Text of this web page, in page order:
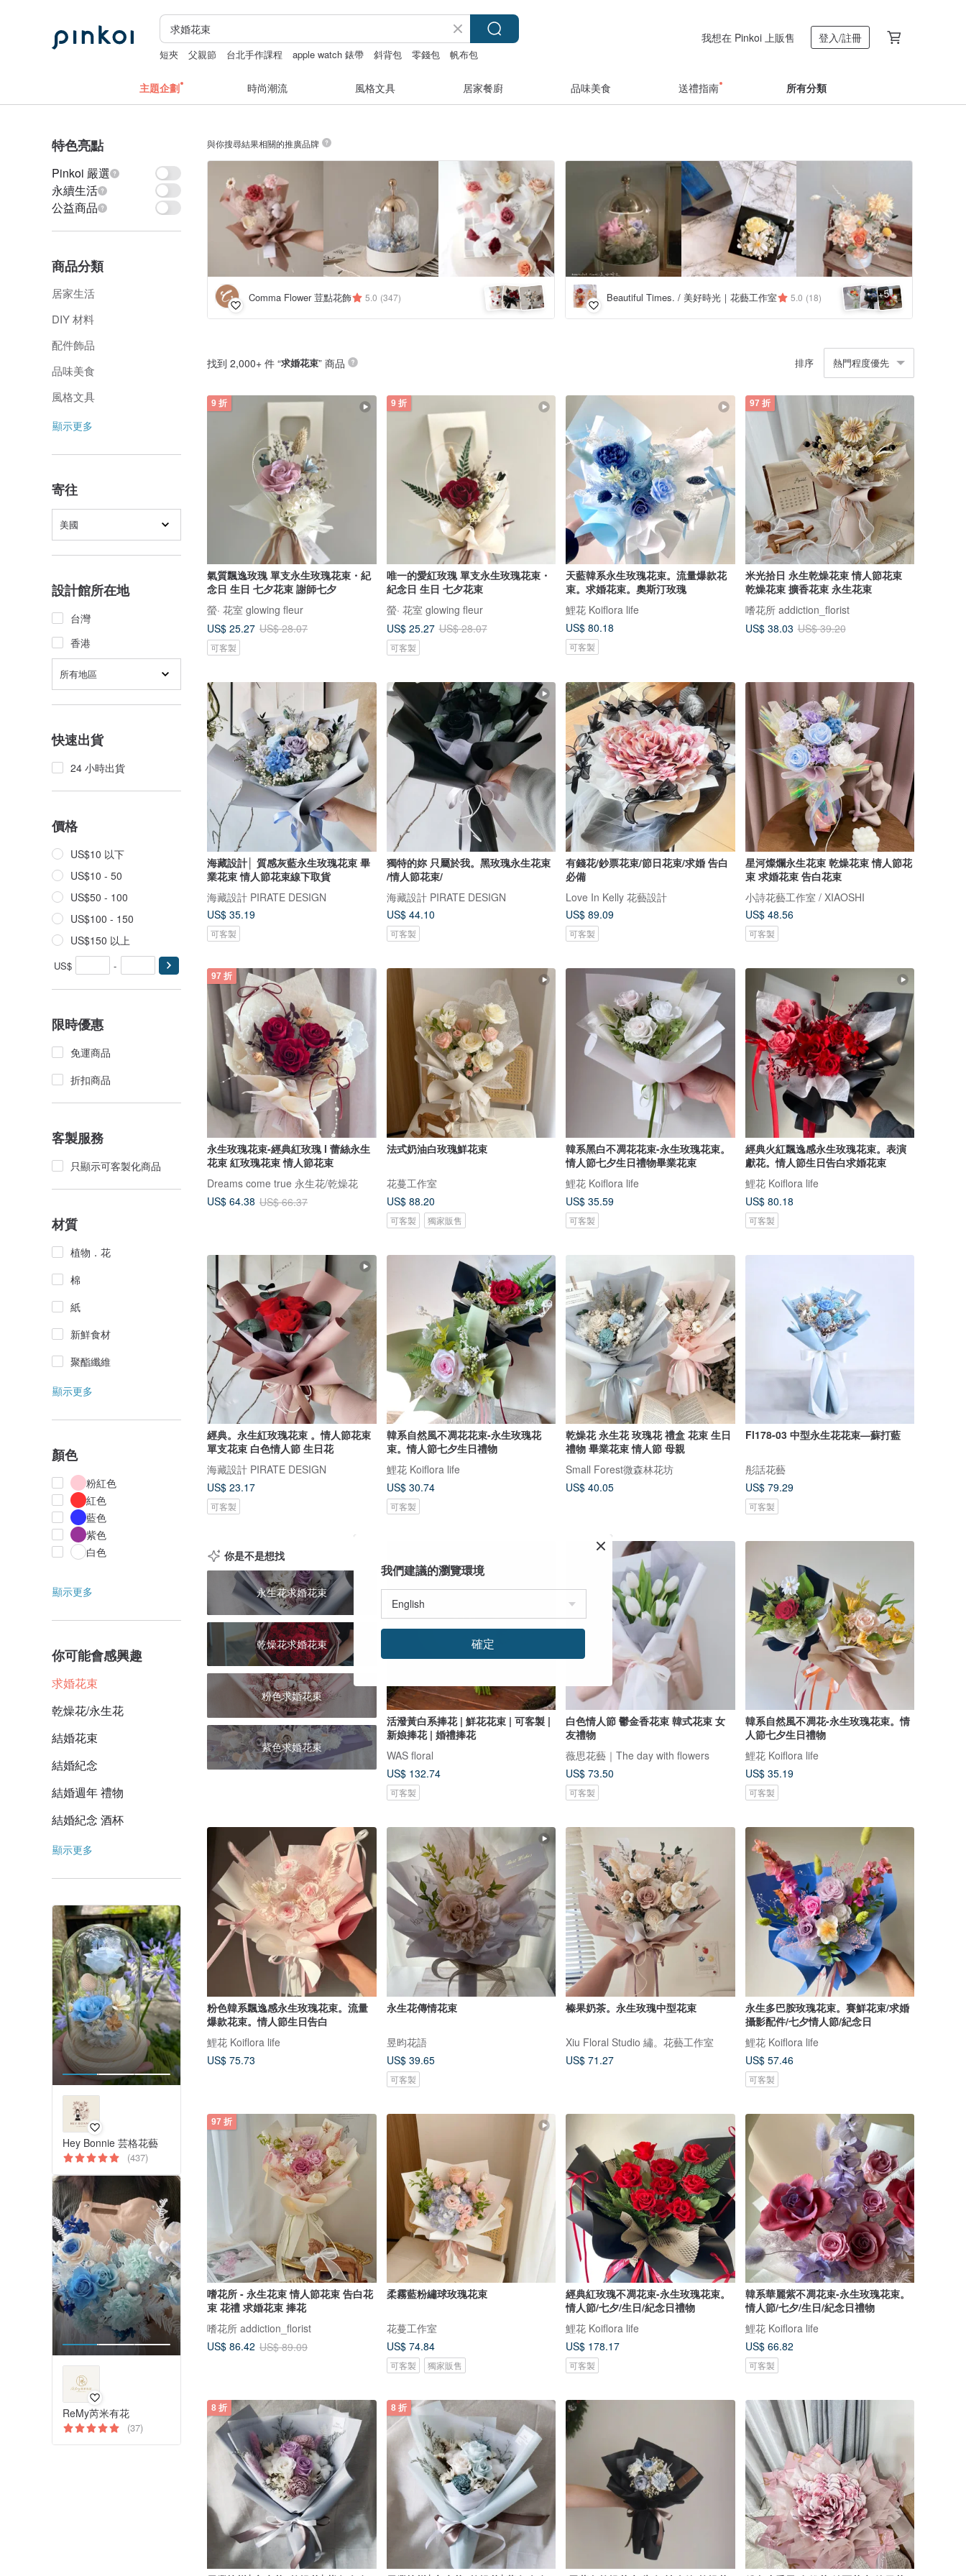
短夾 父親節 台北手作課程 apple watch 錶帶 斜背包 零錢包
帆布包
我想在 Pinkoi 上販售 登入/註冊
主題企劃 時尚潮流 風格文具 居家餐廚 品味美食 送禮指南 所有分類
特色亮點
Pinkoi 嚴選
永續生活
公益商品
商品分類
居家生活
DIY 材料
配件飾品
品味美食
風格文具
顯示更多
寄往
美國
設計館所在地
台灣
香港
所有地區
快速出貨
24 小時出貨
價格
US$10 以下
US$10 - 50
US$50 - 100
US$100 - 150
US$150 以上
US$ -
限時優惠
免運商品
折扣商品
客製服務
只顯示可客製化商品
材質
植物．花
棉
紙
新鮮食材
聚酯纖維
顯示更多
顏色
粉紅色
紅色
藍色
紫色
白色
顯示更多
你可能會感興趣
求婚花束
乾燥花/永生花
結婚花束
結婚紀念
結婚週年 禮物
結婚紀念 酒杯
顯示更多
Hey Bonnie 芸格花藝
(437)
ReMy芮米有花
(37)
與你搜尋結果相關的推廣品牌
Comma Flower 荳點花飾 5.0 (347) Beautiful Times. / 美好時光｜花藝工作室 5.0 (18) +5
找到 2,000+ 件 “求婚花束” 商品 排序 熱門程度優先
9 折
氣質飄逸玫瑰 單支永生玫瑰花束・紀
念日 生日 七夕花束 謝師七夕
螢· 花室 glowing fleur
US$ 25.27 US$ 28.07
可客製
9 折
唯一的愛紅玫瑰 單支永生玫瑰花束・
紀念日 生日 七夕花束
螢· 花室 glowing fleur
US$ 25.27 US$ 28.07
可客製
天藍韓系永生玫瑰花束。流量爆款花
束。求婚花束。奧斯汀玫瑰
鯉花 Koiflora life
US$ 80.18
可客製
97 折
米光拾日 永生乾燥花束 情人節花束
乾燥花束 擴香花束 永生花束
嗜花所 addiction_florist
US$ 38.03 US$ 39.20
海藏設計│ 質感灰藍永生玫瑰花束 畢
業花束 情人節花束線下取貨
海藏設計 PIRATE DESIGN
US$ 35.19
可客製
獨特的妳 只屬於我。黑玫瑰永生花束
/情人節花束/
海藏設計 PIRATE DESIGN
US$ 44.10
可客製
有錢花/鈔票花束/節日花束/求婚 告白
必備
Love In Kelly 花藝設計
US$ 89.09
可客製
星河燦爛永生花束 乾燥花束 情人節花
束 求婚花束 告白花束
小詩花藝工作室 / XIAOSHI
US$ 48.56
可客製
97 折
永生玫瑰花束-經典紅玫瑰 l 蕾絲永生
花束 紅玫瑰花束 情人節花束
Dreams come true 永生花/乾燥花
US$ 64.38 US$ 66.37
法式奶油白玫瑰鮮花束
花蔓工作室
US$ 88.20
可客製 獨家販售
韓系黑白不凋花花束-永生玫瑰花束。
情人節七夕生日禮物畢業花束
鯉花 Koiflora life
US$ 35.59
可客製
經典火紅飄逸感永生玫瑰花束。表演
獻花。情人節生日告白求婚花束
鯉花 Koiflora life
US$ 80.18
可客製
經典。永生紅玫瑰花束 。情人節花束
單支花束 白色情人節 生日花
海藏設計 PIRATE DESIGN
US$ 23.17
可客製
韓系自然風不凋花花束-永生玫瑰花
束。情人節七夕生日禮物
鯉花 Koiflora life
US$ 30.74
可客製
乾燥花 永生花 玫瑰花 禮盒 花束 生日
禮物 畢業花束 情人節 母親
Small Forest微森林花坊
US$ 40.05
Fl178-03 中型永生花花束—蘇打藍
彤話花藝
US$ 79.29
可客製
你是不是想找
永生花求婚花束
乾燥花求婚花束
粉色求婚花束
紫色求婚花束
活潑黃白系捧花 | 鮮花花束 | 可客製 |
新娘捧花 | 婚禮捧花
WAS floral
US$ 132.74
可客製
白色情人節 鬱金香花束 韓式花束 女
友禮物
薇思花藝｜The day with flowers
US$ 73.50
可客製
韓系自然風不凋花-永生玫瑰花束。情
人節七夕生日禮物
鯉花 Koiflora life
US$ 35.19
可客製
粉色韓系飄逸感永生玫瑰花束。流量
爆款花束。情人節生日告白
鯉花 Koiflora life
US$ 75.73
永生花傳情花束
昱昀花語
US$ 39.65
可客製
榛果奶茶。永生玫瑰中型花束
Xiu Floral Studio 繡。花藝工作室
US$ 71.27
永生多巴胺玫瑰花束。賽鮮花束/求婚
攝影配件/七夕情人節/紀念日
鯉花 Koiflora life
US$ 57.46
可客製
97 折
嗜花所 - 永生花束 情人節花束 告白花
束 花禮 求婚花束 捧花
嗜花所 addiction_florist
US$ 86.42 US$ 89.09
柔霧藍粉繡球玫瑰花束
花蔓工作室
US$ 74.84
可客製 獨家販售
經典紅玫瑰不凋花束-永生玫瑰花束。
情人節/七夕/生日/紀念日禮物
鯉花 Koiflora life
US$ 178.17
可客製
韓系華麗紫不凋花束-永生玫瑰花束。
情人節/七夕/生日/紀念日禮物
鯉花 Koiflora life
US$ 66.82
可客製
8 折 8 折
我們建議的瀏覽環境
確定